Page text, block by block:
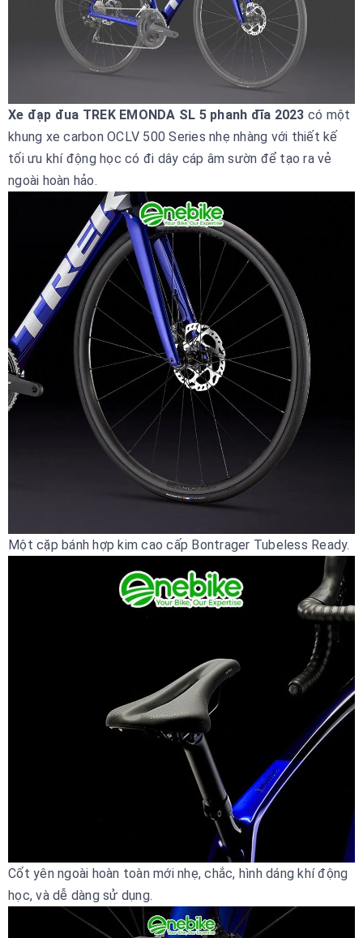
Xe đạp đua TREK EMONDA SL 5 phanh đĩa 2023 có một
khung xe carbon OCLV 500 Series nhẹ nhàng với thiết kế
tối ưu khí động học có đi dây cáp âm sườn để tạo ra vẻ
ngoài hoàn hảo.
Một cặp bánh hợp kim cao cấp Bontrager Tubeless Ready.
Cốt yên ngoài hoàn toàn mới nhẹ, chắc, hình dáng khí động
học, và dễ dàng sử dụng.